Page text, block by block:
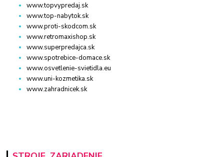
www.topvypredaj.sk
www.top-nabytok.sk
www.proti-skodcom.sk
www.retromaxishop.sk
www.superpredajca.sk
www.spotrebice-domace.sk
www.osvetlenie-svietidla.eu
www.uni-kozmetika.sk
www.zahradnicek.sk